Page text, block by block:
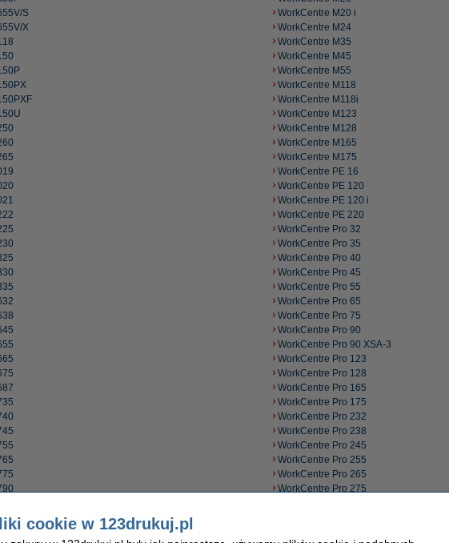
S
X
WorkCentre M20 i
WorkCentre M24
WorkCentre M35
WorkCentre M45
WorkCentre M55
WorkCentre M118
WorkCentre M118i
WorkCentre M123
WorkCentre M128
WorkCentre M165
WorkCentre M175
WorkCentre PE 16
WorkCentre PE 120
WorkCentre PE 120 i
WorkCentre PE 220
WorkCentre Pro 32
WorkCentre Pro 35
WorkCentre Pro 40
WorkCentre Pro 45
WorkCentre Pro 55
WorkCentre Pro 65
WorkCentre Pro 75
WorkCentre Pro 90
WorkCentre Pro 90 XSA-3
WorkCentre Pro 123
WorkCentre Pro 128
WorkCentre Pro 165
WorkCentre Pro 175
WorkCentre Pro 232
WorkCentre Pro 238
WorkCentre Pro 245
WorkCentre Pro 255
WorkCentre Pro 265
WorkCentre Pro 275
cookie w 123drukuj.pl